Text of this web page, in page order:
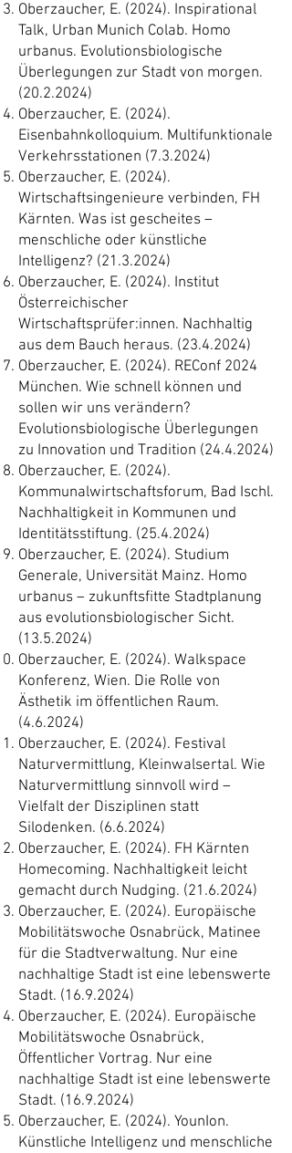
Oberzaucher, E. (2024). Inspirational
Talk, Urban Munich Colab. Homo
urbanus. Evolutionsbiologische
Überlegungen zur Stadt von morgen.
(20.2.2024)
Oberzaucher, E. (2024).
Eisenbahnkolloquium. Multifunktionale
Verkehrsstationen (7.3.2024)
Oberzaucher, E. (2024).
Wirtschaftsingenieure verbinden, FH
Kärnten. Was ist gescheites –
menschliche oder künstliche
Intelligenz? (21.3.2024)
Oberzaucher, E. (2024). Institut
Österreichischer
Wirtschaftsprüfer:innen. Nachhaltig
aus dem Bauch heraus. (23.4.2024)
Oberzaucher, E. (2024). REConf 2024
München. Wie schnell können und
sollen wir uns verändern?
Evolutionsbiologische Überlegungen
zu Innovation und Tradition (24.4.2024)
Oberzaucher, E. (2024).
Kommunalwirtschaftsforum, Bad Ischl.
Nachhaltigkeit in Kommunen und
Identitätsstiftung. (25.4.2024)
Oberzaucher, E. (2024). Studium
Generale, Universität Mainz. Homo
urbanus – zukunftsfitte Stadtplanung
aus evolutionsbiologischer Sicht.
(13.5.2024)
Oberzaucher, E. (2024). Walkspace
Konferenz, Wien. Die Rolle von
Ästhetik im öffentlichen Raum.
(4.6.2024)
Oberzaucher, E. (2024). Festival
Naturvermittlung, Kleinwalsertal. Wie
Naturvermittlung sinnvoll wird –
Vielfalt der Disziplinen statt
Silodenken. (6.6.2024)
Oberzaucher, E. (2024). FH Kärnten
Homecoming. Nachhaltigkeit leicht
gemacht durch Nudging. (21.6.2024)
Oberzaucher, E. (2024). Europäische
Mobilitätswoche Osnabrück, Matinee
für die Stadtverwaltung. Nur eine
nachhaltige Stadt ist eine lebenswerte
Stadt. (16.9.2024)
Oberzaucher, E. (2024). Europäische
Mobilitätswoche Osnabrück,
Öffentlicher Vortrag. Nur eine
nachhaltige Stadt ist eine lebenswerte
Stadt. (16.9.2024)
Oberzaucher, E. (2024). YounIon.
Künstliche Intelligenz und menschliche